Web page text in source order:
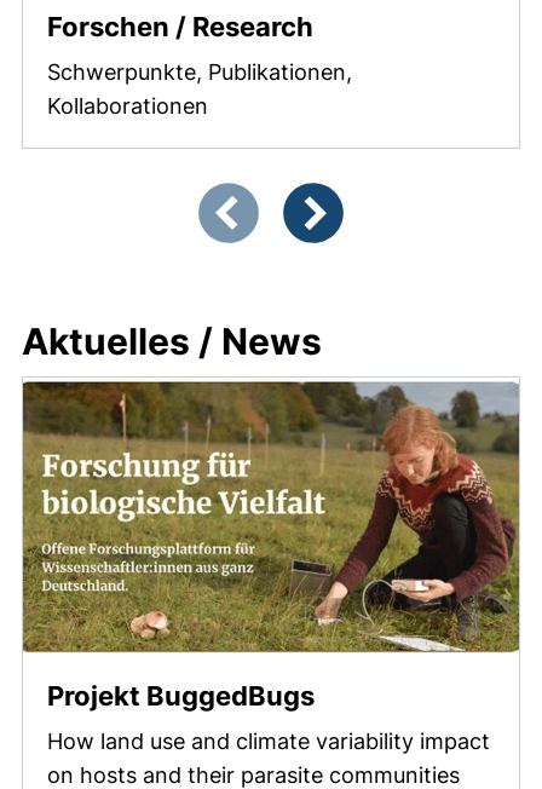
Forschen / Research
Schwerpunkte, Publikationen,
Kollaborationen
Zeigt Folie 1 von 3
Aktuelles / News
Projekt BuggedBugs(externer Link,
How land use and climate variability impact
on hosts and their parasite communities